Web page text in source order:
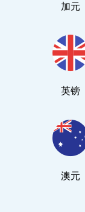
加元
英镑
澳元